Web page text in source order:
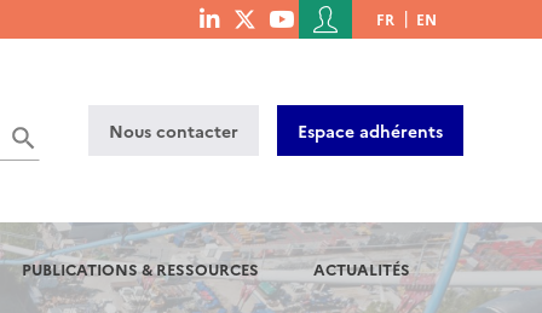
menu
Menu
du
de
l'utilisateur
FR EN
Nous contacter Espace adhérents
PUBLICATIONS & RESSOURCES ACTUALITÉS